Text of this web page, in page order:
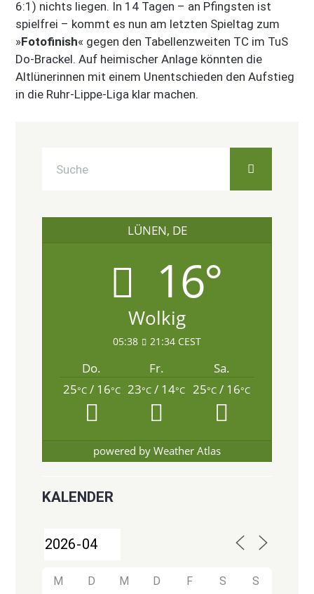
6:1) nichts liegen. In 14 Tagen – an Pfingsten ist
spielfrei – kommt es nun am letzten Spieltag zum
»Fotofinish« gegen den Tabellenzweiten TC im TuS
Do-Brackel. Auf heimischer Anlage könnten die
Altlünerinnen mit einem Unentschieden den Aufstieg
in die Ruhr-Lippe-Liga klar machen.
LÜNEN, DE
16°
Wolkig
05:38 21:34 CEST
Do. Fr.
Sa.
25°C/ 16°C 23°C / 14°C 25°C / 16°C
powered by Weather Atlas
KALENDER
M D M D F S S